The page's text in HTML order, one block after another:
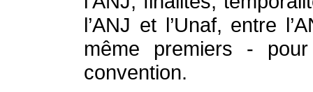
l’ANJ et l’Unaf, entre
même premiers -
convention.